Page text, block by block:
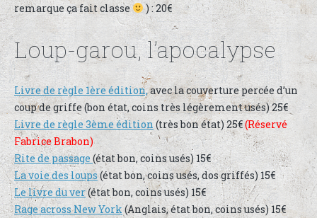
remarque ça fait classe
) : 20€
Loup-garou, l’apocalypse
Livre de règle 1ère édition,avec la couverture percée d’un
coup de griffe (bon état, coins très légèrement usés) 25€
Livre de règle 3ème édition (très bon état) 25€(Réservé
Fabrice Brabon)
Rite de passage (état bon, coins usés) 15€
La voie des loups(état bon, coins usés, dos griffés) 15€
Le livre du ver(état bon, coins usés) 15€
Rage across New York(Anglais, état bon, coins usés) 15€